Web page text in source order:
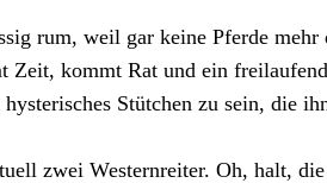
rum, weil gar keine Pferde mehr
Zeit, kommt Rat und ein
Stütchen zu sein, die
zwei Westernreiter. Oh, halt,